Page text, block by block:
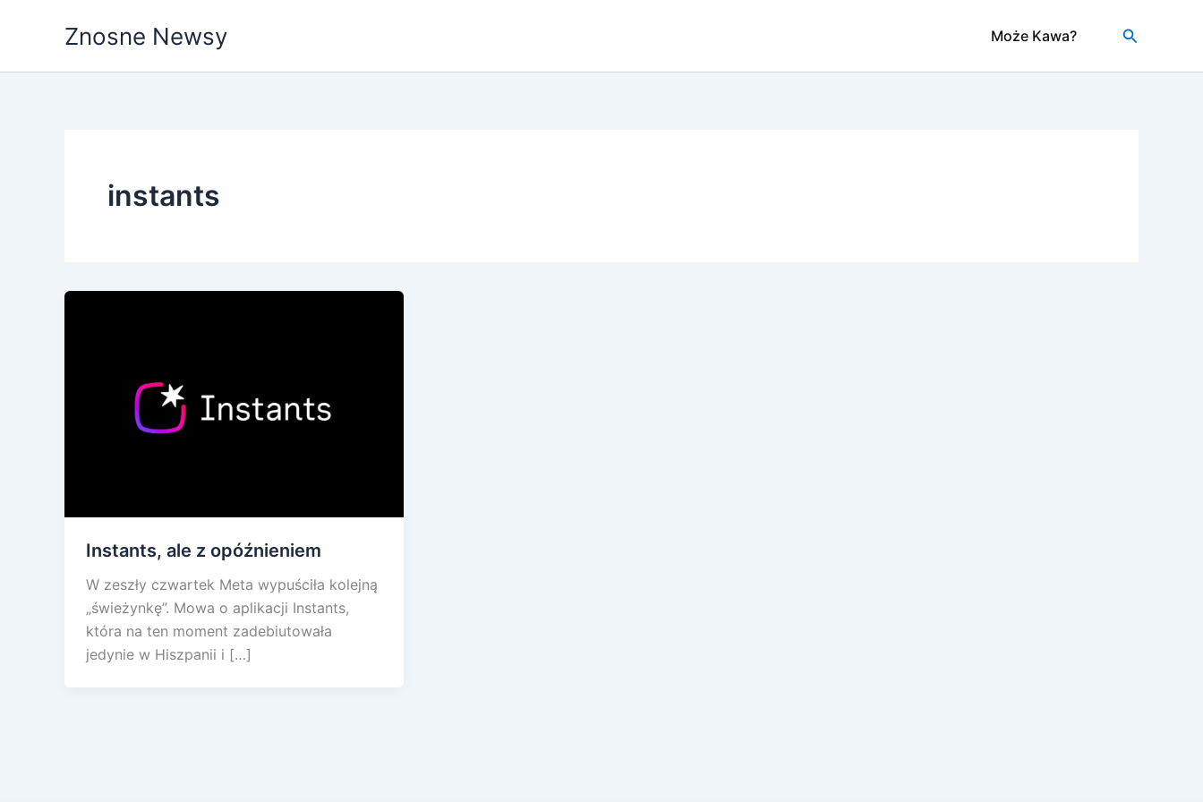
Znosne Newsy Może Kawa? Szukaj
instants
Instants, ale z opóźnieniem
W zeszły czwartek Meta wypuściła kolejną
„świeżynkę”. Mowa o aplikacji Instants,
która na ten moment zadebiutowała
jedynie w Hiszpanii i […]